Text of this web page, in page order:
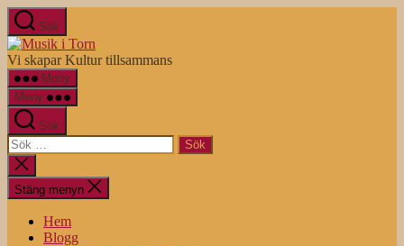
Hoppa
till
innehåll
Sök
i
Vi skapar Kultur tillsammans
Meny
Meny
Sök
Sök
efter:
Stäng
sökningen
Stäng menyn
Hem
Blogg